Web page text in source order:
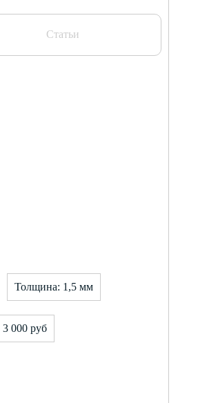
Статьи
Толщина: 1,5 мм
3 000 руб